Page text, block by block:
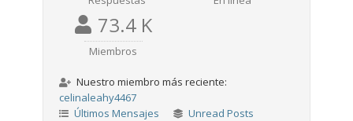
73.4 K
Miembros
Nuestro miembro más reciente:
celinaleahy4467
Últimos Mensajes
Unread Posts